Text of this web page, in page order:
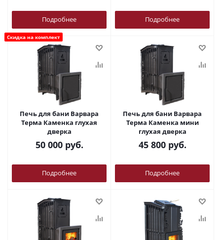
Подробнее Подробнее
Скидка на комплект
Печь для бани Варвара
Терма Каменка глухая
дверка
50 000руб.
Подробнее
Печь для бани Варвара
Терма Каменка мини
глухая дверка
45 800руб.
Подробнее